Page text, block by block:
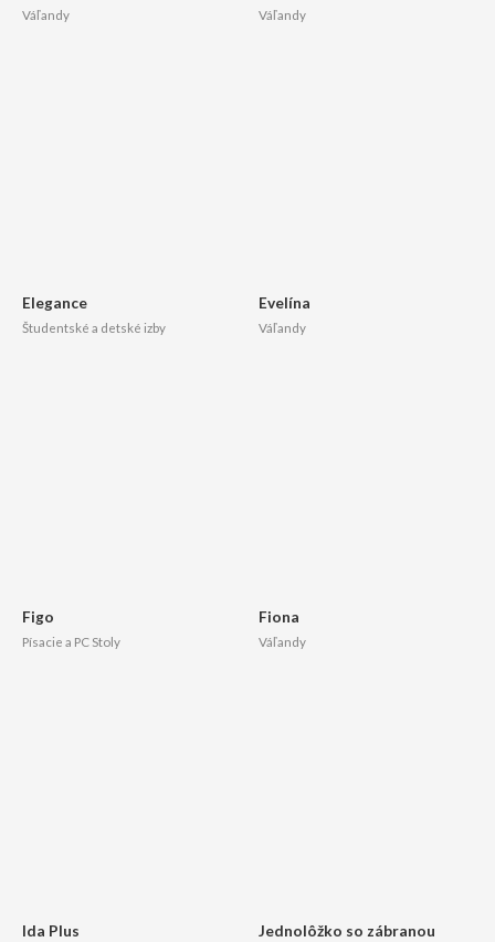
Váľandy Váľandy
Elegance
Študentské a detské izby
Evelína
Váľandy
Figo
Písacie a PC Stoly
Fiona
Váľandy
Ida Plus Jednolôžko so zábranou